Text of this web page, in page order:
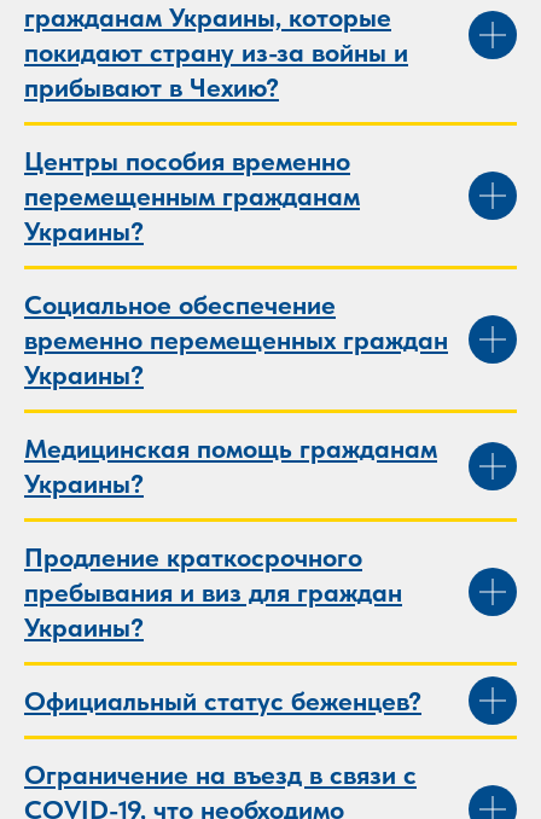
гражданам Украины, которые
покидают страну из-за войны и
прибывают в Чехию?
Центры пособия временно
перемещенным гражданам
Украины?
Социальное обеспечение
временно перемещенных граждан
Украины?
Медицинская помощь гражданам
Украины?
Продление краткосрочного
пребывания и виз для граждан
Украины?
Официальный статус беженцев?
Ограничение на въезд в связи с
COVID-19, что необходимо